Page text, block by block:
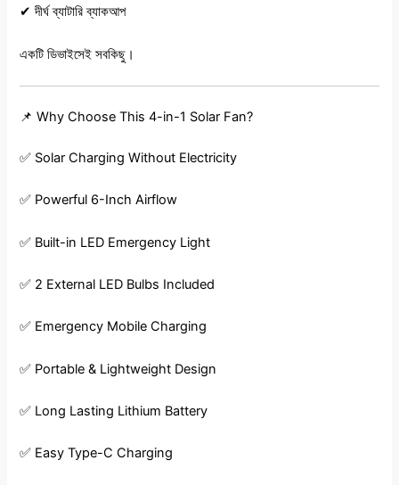
✔ দীর্ঘ ব্যাটারি ব্যাকআপ
একটি ডিভাইসেই সবকিছু।
📌 Why Choose This 4-in-1 Solar Fan?
✅ Solar Charging Without Electricity
✅ Powerful 6-Inch Airflow
✅ Built-in LED Emergency Light
✅ 2 External LED Bulbs Included
✅ Emergency Mobile Charging
✅ Portable & Lightweight Design
✅ Long Lasting Lithium Battery
✅ Easy Type-C Charging